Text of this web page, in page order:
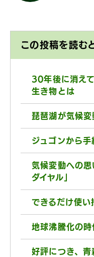
この投稿を読む
30年後に消え
生き物とは
琵琶湖が気候
ジュゴンから手
気候変動への
ダイヤル」
できるだけ使い
地球沸騰化の時
好評につき、